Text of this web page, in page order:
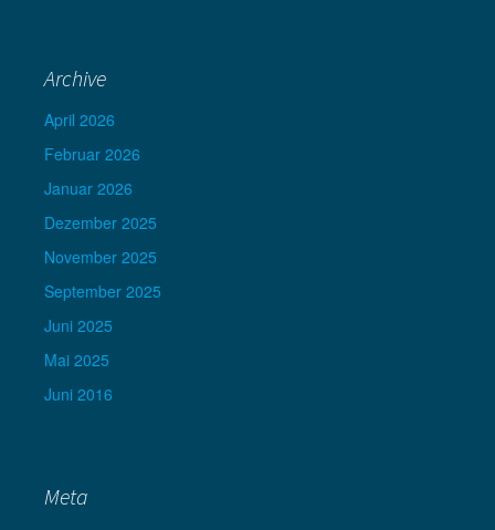
Archive
April 2026
Februar 2026
Januar 2026
Dezember 2025
November 2025
September 2025
Juni 2025
Mai 2025
Juni 2016
Meta